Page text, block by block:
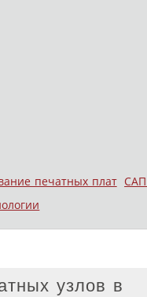
печатных плат
узлов в